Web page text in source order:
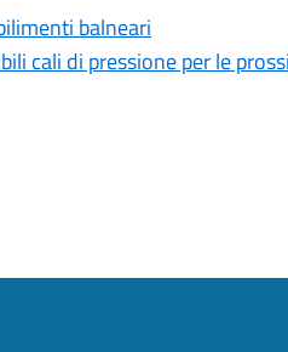
balneari
cali di pressione per le